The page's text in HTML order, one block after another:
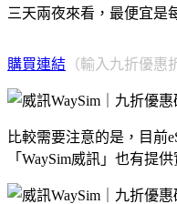
三天兩夜來看，最便宜是
購買連結 （輸入九折優惠
比較需要注意的是，目前
「WaySim威訊」也有提